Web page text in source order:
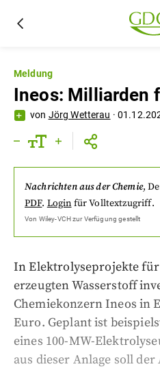
Meldung
Ineos: Milliarden
von Jörg Wetterau ·
Nachrichten aus der Chemie,
PDF. Login für Volltextzugriff.
Von Wiley-VCHzur Verfügung gestellt
In Elektrolyseprojekte
erzeugten Wasserstoff
Chemiekonzern Ineos in
Euro. Geplant ist
eines 100-MW-
aus dieser Anlage soll